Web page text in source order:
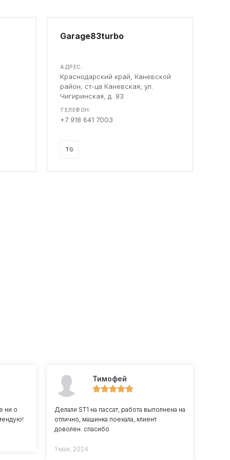
Garage83turbo
АДРЕС:
Краснодарский край, Каневской
район, ст-ца Каневская, ул.
Чигиринская, д. 83
ТЕЛЕФОН:
+7 918 641 7003
TG
ни о
Тимофей
Делали ST1 на пассат, работа выполнена на
отлично, машинка поехала, клиент
доволен. спасибо
1 мая, 2024